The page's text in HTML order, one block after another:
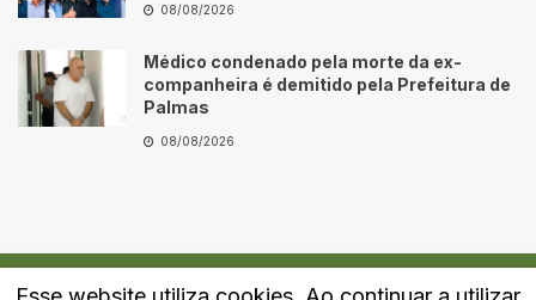
08/08/2026
Médico condenado pela morte da ex-
companheira é demitido pela Prefeitura de
Palmas
08/08/2026